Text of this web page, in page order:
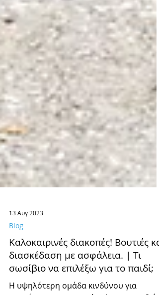
13 Αυγ 2023
Blog
Καλοκαιρινές διακοπές! Bουτιές και
διασκέδαση με ασφάλεια. | Τι
σωσίβιο να επιλέξω για το παιδί;